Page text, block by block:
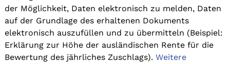
der Möglichkeit, Daten elektronisch zu melden, Daten
auf der Grundlage des erhaltenen Dokuments
elektronisch auszufüllen und zu übermitteln (Beispiel:
Erklärung zur Höhe der ausländischen Rente für die
Bewertung des jährliches Zuschlags). Weitere